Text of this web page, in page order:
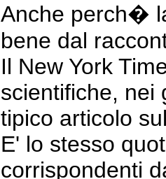
Anche perch�
bene dal
Il New York
scientifiche, nei
tipico articolo
E' lo stesso
corrispondenti